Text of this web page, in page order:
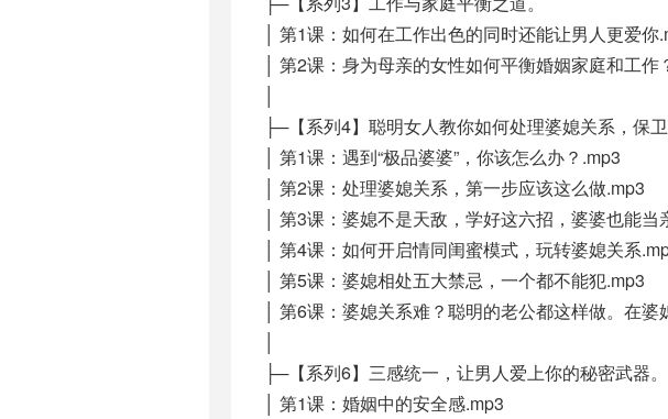
│ 第1课：如何在工作出色的同时还能让男人更爱你
│ 第2课：身为母亲的女性如何平衡婚姻家庭和工作
├─【系列4】聪明女人教你如何处理婆媳关系，保卫
│ 第1课：遇到“极品婆婆”，你该怎么办？.mp3
│ 第2课：处理婆媳关系，第一步应该这么做.mp3
│ 第3课：婆媳不是天敌，学好这六招，婆婆也能
│ 第4课：如何开启情同闺蜜模式，玩转婆媳关系
│ 第5课：婆媳相处五大禁忌，一个都不能犯.mp3
│ 第6课：婆媳关系难？聪明的老公都这样做。在
├─【系列6】三感统一，让男人爱上你的秘密武器。
│ 第1课：婚姻中的安全感.mp3